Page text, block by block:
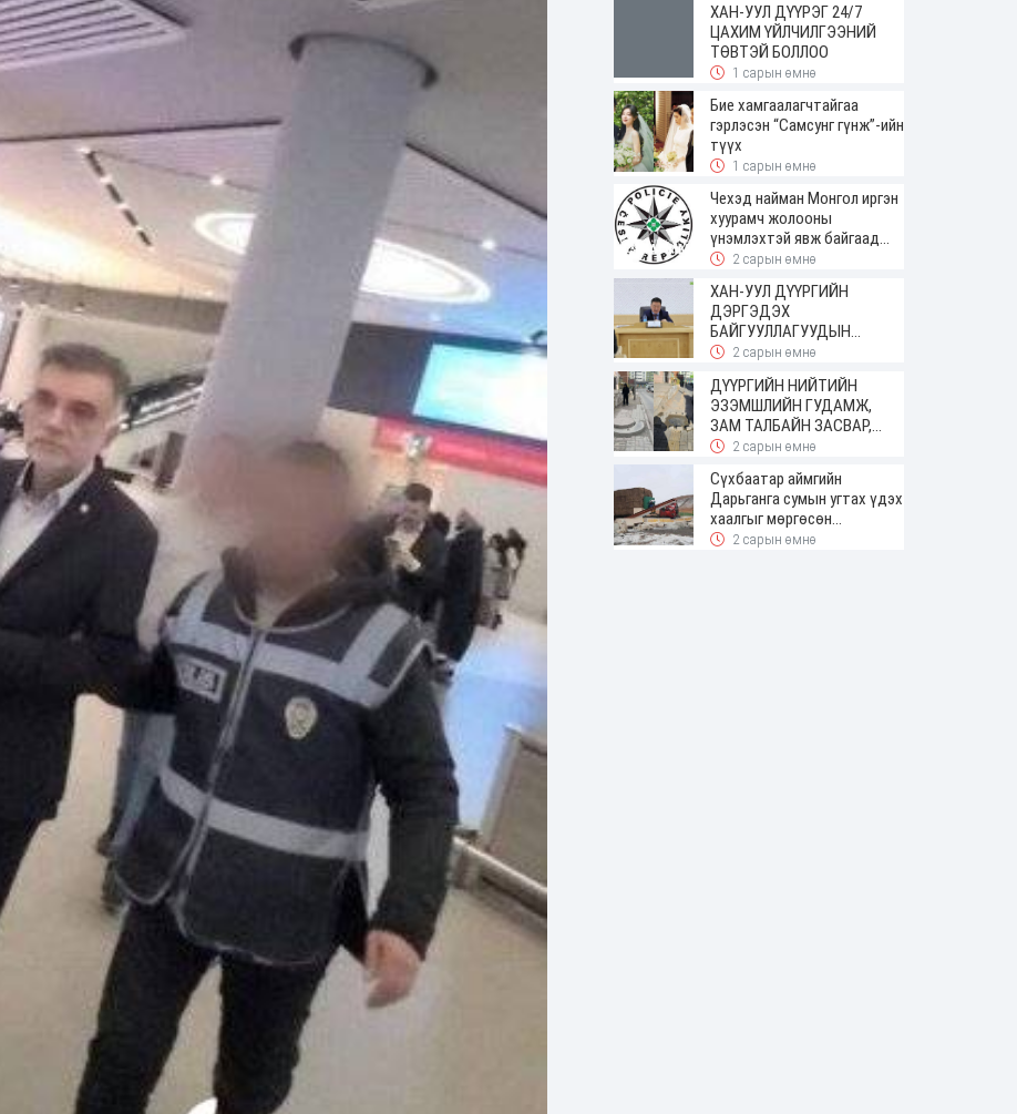
ХАН-УУЛ ДҮҮРЭГ 24/7
ЦАХИМ ҮЙЛЧИЛГЭЭНИЙ
ТӨВТЭЙ БОЛЛОО
1 сарын өмнө
Бие хамгаалагчтайгаа
гэрлэсэн “Самсунг гүнж”-ийн
түүх
1 сарын өмнө
Чехэд найман Монгол иргэн
хуурамч жолооны
үнэмлэхтэй явж байгаад
баригджээ
2 сарын өмнө
ХАН-УУЛ ДҮҮРГИЙН
ДЭРГЭДЭХ
БАЙГУУЛЛАГУУДЫН
УДИРДАХ АЖИЛТНЫ
ЗОХИОН БАЙГУУЛАГДЛАА
2 сарын өмнө
ДҮҮРГИЙН НИЙТИЙН
ЭЗЭМШЛИЙН ГУДАМЖ,
ЗАМ ТАЛБАЙН ЗАСВАР,
ШИНЭЧЛЭЛТИЙН АЖИЛ
2 сарын өмнө
Сүхбаатар аймгийн
Дарьганга сумын угтах үдэх
хаалгыг мөргөсөн
жолоочоос 150 сая төгрөг
2 сарын өмнө